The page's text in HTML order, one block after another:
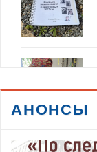
АНОНСЫ